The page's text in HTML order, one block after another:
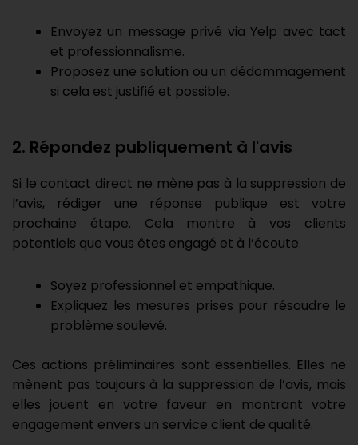
Envoyez un message privé via Yelp avec tact
et professionnalisme.
Proposez une solution ou un dédommagement
si cela est justifié et possible.
2. Répondez publiquement à l'avis
Si le contact direct ne mène pas à la suppression de
l’avis, rédiger une réponse publique est votre
prochaine étape. Cela montre à vos clients
potentiels que vous êtes engagé et à l’écoute.
Soyez professionnel et empathique.
Expliquez les mesures prises pour résoudre le
problème soulevé.
Ces actions préliminaires sont essentielles. Elles ne
mènent pas toujours à la suppression de l’avis, mais
elles jouent en votre faveur en montrant votre
engagement envers un service client de qualité.